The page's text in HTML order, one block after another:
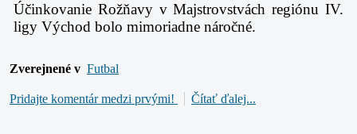
Účinkovanie Rožňavy v Majstrovstvách regiónu IV.
ligy Východ bolo mimoriadne náročné.
Zverejnené v Futbal
Pridajte komentár medzi prvými! Čítať ďalej...